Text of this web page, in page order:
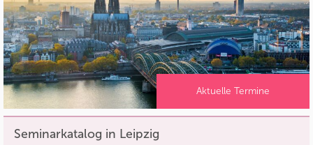
Aktuelle Termine
Seminarkatalog in Leipzig